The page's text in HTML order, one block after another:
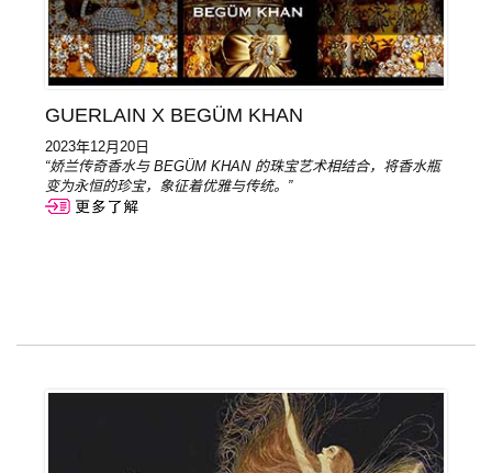
GUERLAIN X BEGÜM KHAN
2023年12月20日
“娇兰传奇香水与 BEGÜM KHAN 的珠宝艺术相结合，将香水瓶
变为永恒的珍宝，象征着优雅与传统。”